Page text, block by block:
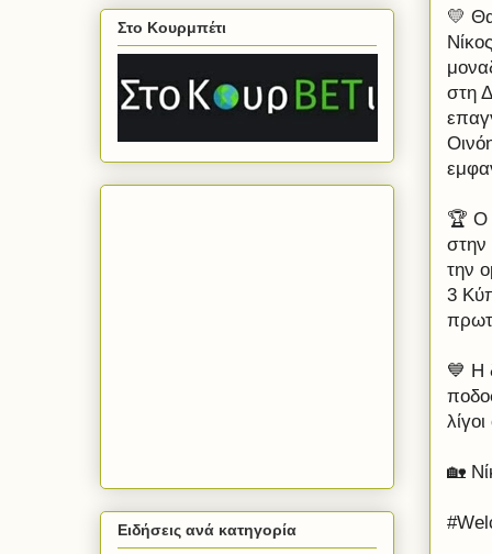
💛
στη
🏆 Ο
στην
την
3
💙 Η
🏡
Στο Κουρμπέτι
Ειδήσεις ανά κατηγορία